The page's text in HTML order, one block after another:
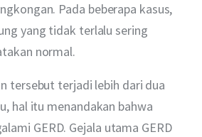
Pada beberapa kasus,
yang tidak terlalu sering
normal.
tersebut terjadi lebih dari dua
hal itu menandakan bahwa
GERD. Gejala utama GERD